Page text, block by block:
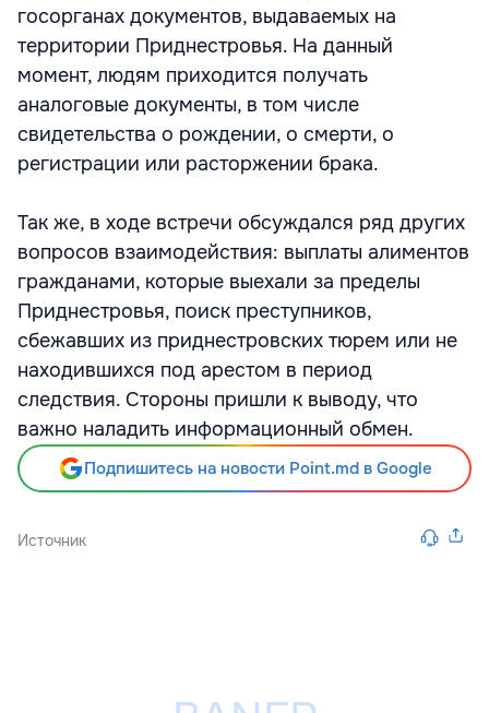
госорганах документов, выдаваемых на
территории Приднестровья. На данный
момент, людям приходится получать
аналоговые документы, в том числе
свидетельства о рождении, о смерти, о
регистрации или расторжении брака.
Так же, в ходе встречи обсуждался ряд других
вопросов взаимодействия: выплаты алиментов
гражданами, которые выехали за пределы
Приднестровья, поиск преступников,
сбежавших из приднестровских тюрем или не
находившихся под арестом в период
следствия. Стороны пришли к выводу, что
важно наладить информационный обмен.
Подпишитесь на новости Point.md в Google
Источник